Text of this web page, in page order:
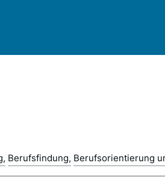
Berufsfindung Berufsorientierung